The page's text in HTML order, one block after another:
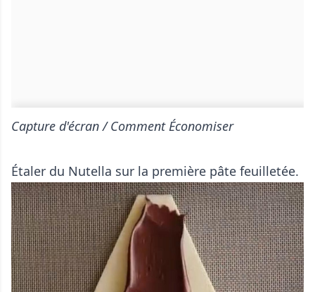
Capture d'écran / Comment Économiser
Étaler du Nutella sur la première pâte feuilletée.